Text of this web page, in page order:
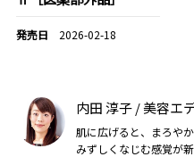
2026-02-18
内田 淳子 / 美容エ
肌に広げると、まろや
みずしくなじむ感覚が